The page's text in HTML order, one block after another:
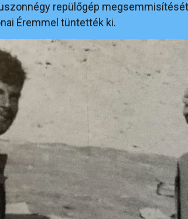
repülőgép
Éremmel tüntették ki.